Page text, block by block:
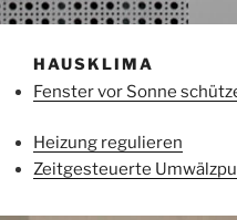
HAUSKLIMA
Fenster vor Sonne
Heizung regulieren
Zeitgesteuerte